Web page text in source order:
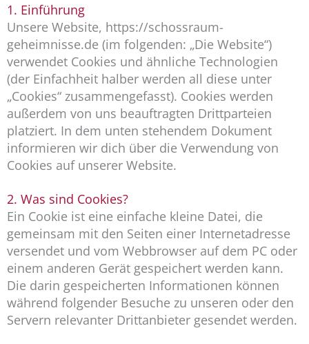
1. Einführung
Unsere Website, https://schossraum-
geheimnisse.de (im folgenden: „Die Website“)
verwendet Cookies und ähnliche Technologien
(der Einfachheit halber werden all diese unter
„Cookies“ zusammengefasst). Cookies werden
außerdem von uns beauftragten Drittparteien
platziert. In dem unten stehendem Dokument
informieren wir dich über die Verwendung von
Cookies auf unserer Website.
2. Was sind Cookies?
Ein Cookie ist eine einfache kleine Datei, die
gemeinsam mit den Seiten einer Internetadresse
versendet und vom Webbrowser auf dem PC oder
einem anderen Gerät gespeichert werden kann.
Die darin gespeicherten Informationen können
während folgender Besuche zu unseren oder den
Servern relevanter Drittanbieter gesendet werden.